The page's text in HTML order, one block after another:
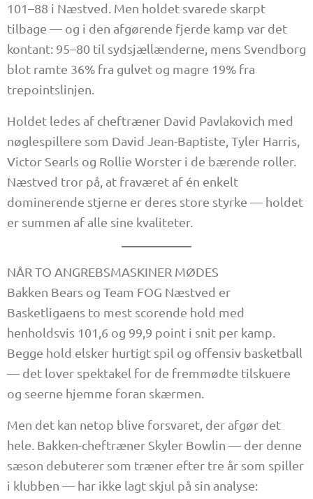
101–88 i Næstved. Men holdet svarede skarpt
tilbage — og i den afgørende fjerde kamp var det
kontant: 95–80 til sydsjællænderne, mens Svendborg
blot ramte 36% fra gulvet og magre 19% fra
trepointslinjen.
Holdet ledes af cheftræner David Pavlakovich med
nøglespillere som David Jean-Baptiste, Tyler Harris,
Victor Searls og Rollie Worster i de bærende roller.
Næstved tror på, at fraværet af én enkelt
dominerende stjerne er deres store styrke — holdet
er summen af alle sine kvaliteter.
NÅR TO ANGREBSMASKINER MØDES
Bakken Bears og Team FOG Næstved er
Basketligaens to mest scorende hold med
henholdsvis 101,6 og 99,9 point i snit per kamp.
Begge hold elsker hurtigt spil og offensiv basketball
— det lover spektakel for de fremmødte tilskuere
og seerne hjemme foran skærmen.
Men det kan netop blive forsvaret, der afgør det
hele. Bakken-cheftræner Skyler Bowlin — der denne
sæson debuterer som træner efter tre år som spiller
i klubben — har ikke lagt skjul på sin analyse: